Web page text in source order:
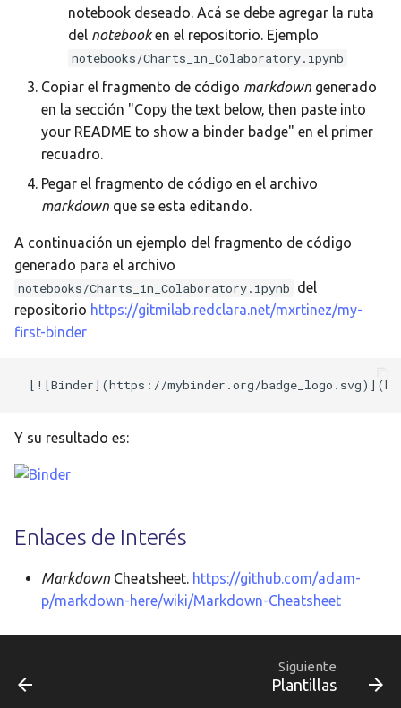
notebook deseado. Acá se debe agregar la ruta
del notebooken el repositorio. Ejemplo
notebooks/Charts_in_Colaboratory.ipynb
Copiar el fragmento de código markdown generado
en la sección "Copy the text below, then paste into
your README to show a binder badge" en el primer
recuadro.
Pegar el fragmento de código en el archivo
markdown que se esta editando.
A continuación un ejemplo del fragmento de código
generado para el archivo
notebooks/Charts_in_Colaboratory.ipynb del
repositorio https://gitmilab.redclara.net/mxrtinez/my-
first-binder
Y su resultado es:
Enlaces de Interés
Markdown Cheatsheet. https://github.com/adam-
p/markdown-here/wiki/Markdown-Cheatsheet
Siguiente
Plantillas